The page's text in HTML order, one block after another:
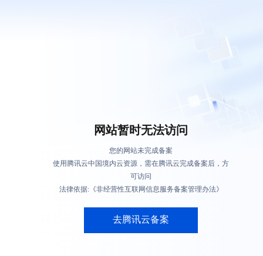
网站暂时无法访问
您的网站未完成备案
使用腾讯云中国境内云资源，需在腾讯云完成备案后，方
可访问
法律依据:《非经营性互联网信息服务备案管理办法》
去腾讯云备案